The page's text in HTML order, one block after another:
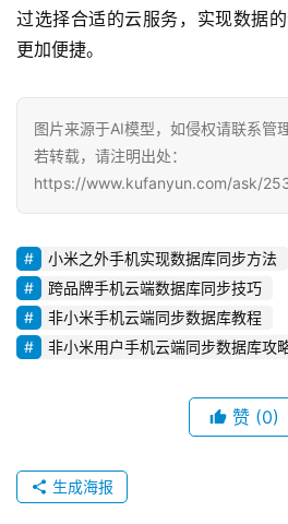
过选择合适的云服务，实现数据
更加便捷。
图片来源于AI模型，如侵权请联系管
若转载，请注明出处：
https://www.kufanyun.com/ask/
小米之外手机实现数据库同步方法
跨品牌手机云端数据库同步技巧
非小米手机云端同步数据库教程
非小米用户手机云端同步数据库攻
赞 (0)
生成海报